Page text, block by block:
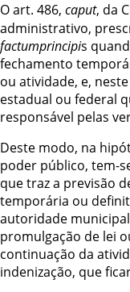
O art. 486, caput, da
administrativo,
factumprincipis
fechamento
ou atividade, e,
estadual ou federal
responsável pelas
Deste modo, na
poder público, tem-
que traz a previsão
temporária ou
autoridade
promulgação de lei
continuação da
indenização, que